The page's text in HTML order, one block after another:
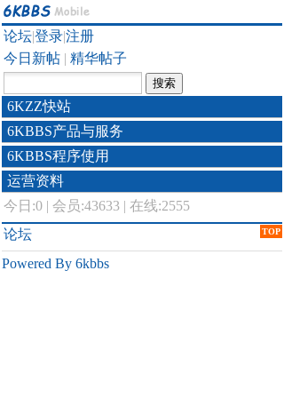
论坛|登录|注册
今日新帖 | 精华帖子
6KZZ快站
6KBBS产品与服务
6KBBS程序使用
运营资料
今日:0 | 会员:43633 | 在线:2555
TOP
论坛
Powered By 6kbbs